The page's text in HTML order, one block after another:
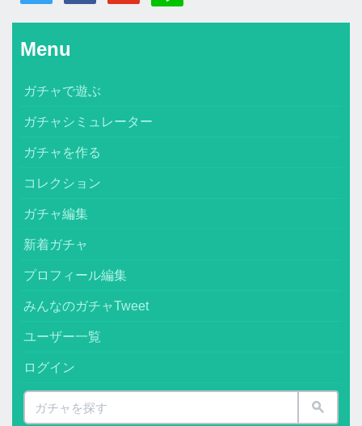
Menu
ガチャで遊ぶ
ガチャシミュレーター
ガチャを作る
コレクション
ガチャ編集
新着ガチャ
プロフィール編集
みんなのガチャTweet
ユーザー一覧
ログイン